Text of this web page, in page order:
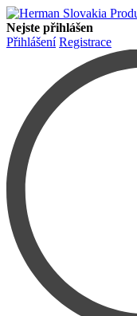
Nejste přihlášen
Přihlášení Registrace